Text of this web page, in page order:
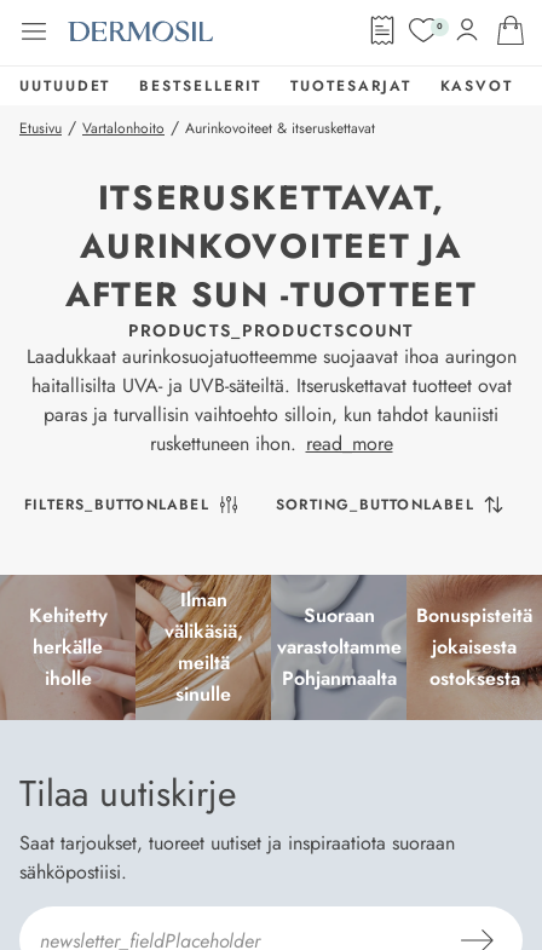
0
UUTUUDET BESTSELLERIT TUOTESARJAT
KASVOT
Etusivu / Vartalonhoito / Aurinkovoiteet & itseruskettavat
ITSERUSKETTAVAT,
AURINKOVOITEET JA
AFTER SUN -TUOTTEET
PRODUCTS_PRODUCTSCOUNT
Laadukkaat aurinkosuojatuotteemme suojaavat ihoa auringon
haitallisilta UVA- ja UVB-säteiltä. Itseruskettavat tuotteet ovat
paras ja turvallisin vaihtoehto silloin, kun tahdot kauniisti
ruskettuneen ihon. read_more
FILTERS_BUTTONLABEL SORTING_BUTTONLABEL
Kehitetty
herkälle
iholle
Ilman
välikäsiä,
meiltä
sinulle
Suoraan
varastoltamme
Pohjanmaalta
Bonuspisteitä
jokaisesta
ostoksesta
Tilaa uutiskirje
Saat tarjoukset, tuoreet uutiset ja inspiraatiota suoraan
sähköpostiisi.